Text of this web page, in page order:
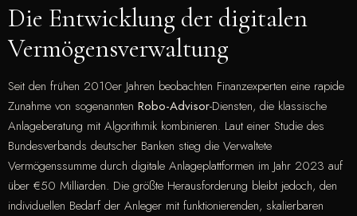
Die Entwicklung der digitalen
Vermögensverwaltung
Seit den frühen 2010er Jahren beobachten Finanzexperten eine rapide
Zunahme von sogenannten Robo-Advisor-Diensten, die klassische
Anlageberatung mit Algorithmik kombinieren. Laut einer Studie des
Bundesverbands deutscher Banken stieg die Verwaltete
Vermögenssumme durch digitale Anlageplattformen im Jahr 2023 auf
über €50 Milliarden. Die größte Herausforderung bleibt jedoch, den
individuellen Bedarf der Anleger mit funktionierenden, skalierbaren